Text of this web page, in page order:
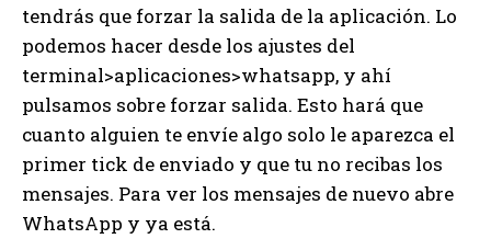
tendrás que forzar la salida de la aplicación. Lo
podemos hacer desde los ajustes del
terminal>aplicaciones>whatsapp, y ahí
pulsamos sobre forzar salida. Esto hará que
cuanto alguien te envíe algo solo le aparezca el
primer tick de enviado y que tu no recibas los
mensajes. Para ver los mensajes de nuevo abre
WhatsApp y ya está.